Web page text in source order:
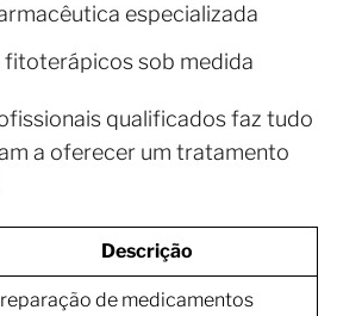
especializada
fitoterápicos sob medida
qualificados faz tudo
a oferecer um tratamento
Descrição
de medicamentos